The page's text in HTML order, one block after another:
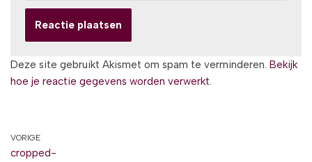
Deze site gebruikt Akismet om spam te verminderen. Bekijk
hoe je reactie gegevens worden verwerkt.
VORIGE
cropped-